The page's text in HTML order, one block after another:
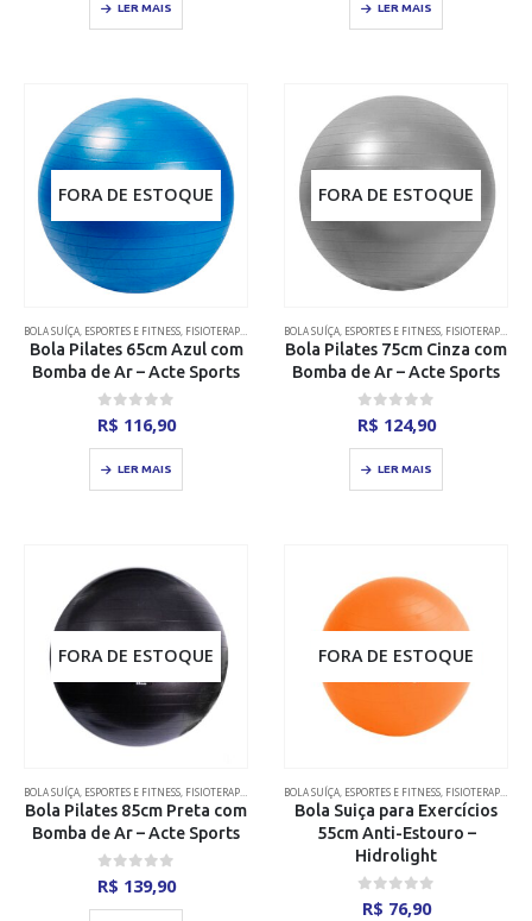
LER MAIS LER MAIS
FORA DE ESTOQUE
BOLA SUÍÇA ESPORTES E FITNESS FISIOTERAPIA
Bola Pilates 65cm Azul com
Bomba de Ar – Acte Sports
0out of 5
R$ 116,90
LER MAIS
FORA DE ESTOQUE
BOLA SUÍÇA ESPORTES E FITNESS FISIOTERAPIA
Bola Pilates 75cm Cinza com
Bomba de Ar – Acte Sports
0out of 5
R$ 124,90
LER MAIS
FORA DE ESTOQUE
BOLA SUÍÇA ESPORTES E FITNESS FISIOTERAPIA
Bola Pilates 85cm Preta com
Bomba de Ar – Acte Sports
0out of 5
R$ 139,90
FORA DE ESTOQUE
BOLA SUÍÇA ESPORTES E FITNESS FISIOTERAPIA
Bola Suiça para Exercícios
55cm Anti-Estouro –
Hidrolight
0out of 5
R$ 76,90